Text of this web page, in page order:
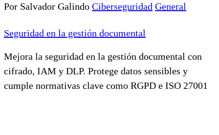
Por Salvador Galindo Ciberseguridad General
Seguridad en la gestión documental
Mejora la seguridad en la gestión documental con
cifrado, IAM y DLP. Protege datos sensibles y
cumple normativas clave como RGPD e ISO 27001